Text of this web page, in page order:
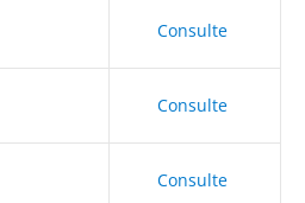
Consulte
Consulte
Consulte